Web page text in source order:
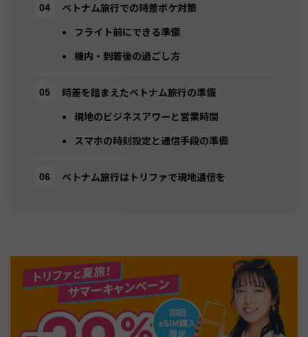
ベトナム旅行での時差ボケ対策
フライト前にできる準備
機内・到着後の過ごし方
時差を踏まえたベトナム旅行の準備
現地のビジネスアワーと営業時間
スマホの時刻設定と通信手段の準備
ベトナム旅行はトリファで現地通信を